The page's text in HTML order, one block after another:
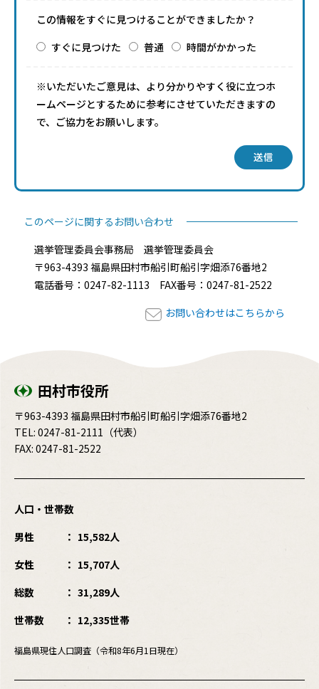
この情報をすぐに見つけることができましたか？
すぐに見つけた
普通 時間がかかった
※いただいたご意見は、より分かりやすく役に立つホ
ームページとするために参考にさせていただきますの
で、ご協力をお願いします。
送信
このページに関するお問い合わせ
選挙管理委員会事務局 選挙管理委員会
〒963-4393 福島県田村市船引町船引字畑添76番地2
電話番号：0247-82-1113 FAX番号：0247-81-2522
お問い合わせはこちらから
田村市役所
〒963-4393 福島県田村市船引町船引字畑添76番地2
TEL: 0247-81-2111 （代表）
FAX: 0247-81-2522
人口・世帯数
男性
15,582人
女性
15,707人
総数
31,289人
世帯数
12,335世帯
福島県現住人口調査（令和8年6月1日現在）